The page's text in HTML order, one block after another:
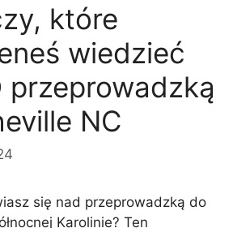
które
wiedzieć
przeprowadzką
NC
się nad przeprowadzką do
Karolinie? Ten